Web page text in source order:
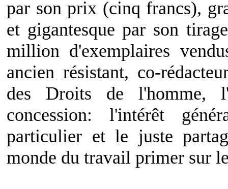
par son prix (cinq francs),
et gigantesque par son
million d'exemplaires
ancien résistant, co-
des Droits de l'homme,
concession: l'intérêt
particulier et le juste
monde du travail primer sur